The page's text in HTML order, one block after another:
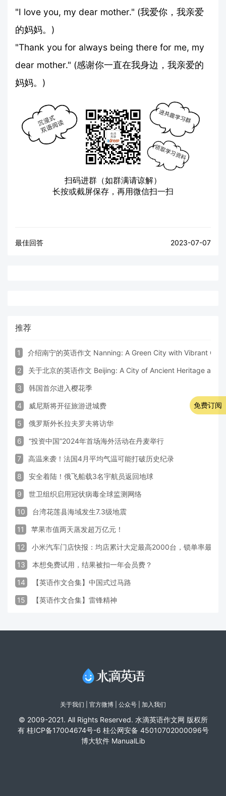
"I love you, my dear mother." (我爱你，我亲爱
的妈妈。)
"Thank you for always being there for me, my
dear mother." (感谢你一直在我身边，我亲爱的
妈妈。)
扫码进群（如群满请谅解）
长按或截屏保存，再用微信扫一扫
最佳回答 2023-07-07
推荐
1 介绍南宁的英语作文 Nanning: A Green City with Vibrant
2 关于北京的英语作文 Beijing: A City of Ancient Heritage and
3 韩国首尔进入樱花季
4 威尼斯将开征旅游进城费
5 俄罗斯外长拉夫罗夫将访华
6 “投资中国”2024年首场海外活动在丹麦举行
7 高温来袭！法国4月平均气温可能打破历史纪录
8 安全着陆！俄飞船载3名宇航员返回地球
9 世卫组织启用冠状病毒全球监测网络
10 台湾花莲县海域发生7.3级地震
11 苹果市值两天蒸发超万亿元！
12 小米汽车门店快报：均店累计大定最高2000台，锁单率最高
13 本想免费试用，结果被扣一年会员费？
14 【英语作文合集】中国式过马路
15 【英语作文合集】雷锋精神
关于我们 官方微博 | 公众号 | 加入我们
© 2009-2021. All Rights Reserved. 水滴英语作文网 版权所
有 桂ICP备17004674号-6 桂公网安备 45010702000096号
博大软件 ManualLib
免费订阅